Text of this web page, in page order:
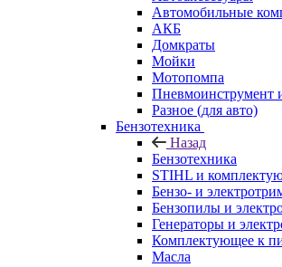
Автомобильные
АКБ
Домкраты
Мойки
Мотопомпа
Пневмоинструмент
Разное (для авто)
Бензотехника
Назад
Бензотехника
STIHL и
Бензо- и
Бензопилы и
Генераторы и
Комплектующее к
Масла